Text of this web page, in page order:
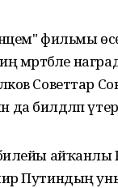
фильмы
Советтар
үтергә
айҡанлы
Путиндың